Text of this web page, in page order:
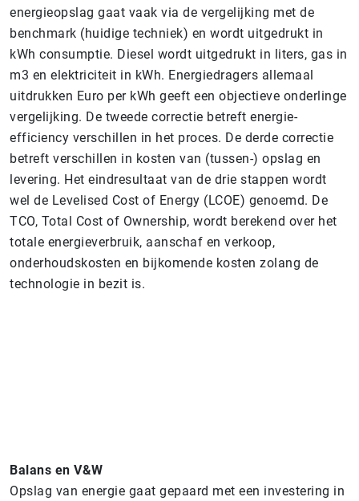
energieopslag gaat vaak via de vergelijking met de
benchmark (huidige techniek) en wordt uitgedrukt in
kWh consumptie. Diesel wordt uitgedrukt in liters, gas in
m3 en elektriciteit in kWh. Energiedragers allemaal
uitdrukken Euro per kWh geeft een objectieve onderlinge
vergelijking. De tweede correctie betreft energie-
efficiency verschillen in het proces. De derde correctie
betreft verschillen in kosten van (tussen-) opslag en
levering. Het eindresultaat van de drie stappen wordt
wel de Levelised Cost of Energy (LCOE) genoemd. De
TCO, Total Cost of Ownership, wordt berekend over het
totale energieverbruik, aanschaf en verkoop,
onderhoudskosten en bijkomende kosten zolang de
technologie in bezit is.
Balans en V&W
Opslag van energie gaat gepaard met een investering in